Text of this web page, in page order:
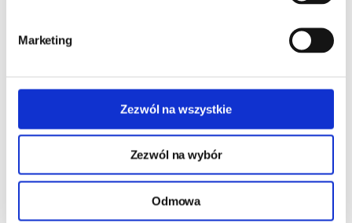
Marketing
Zezwól na wszystkie
Zezwól na wybór
Odmowa
produkt zakupili również